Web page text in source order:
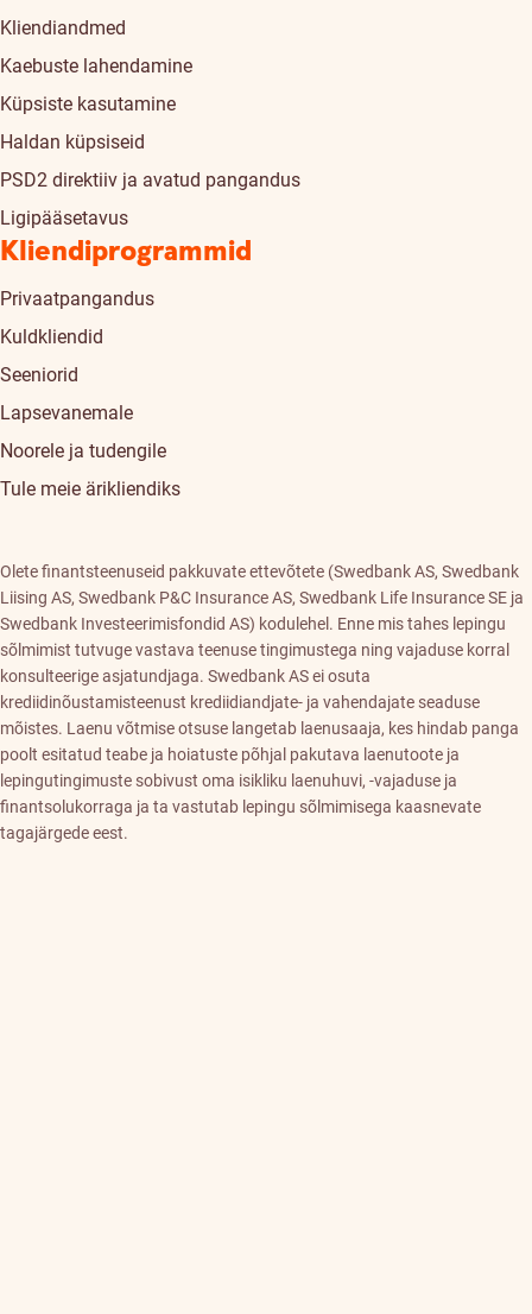
Kliendiandmed
Kaebuste lahendamine
Küpsiste kasutamine
Haldan küpsiseid
PSD2 direktiiv ja avatud pangandus
Ligipääsetavus
Kliendiprogrammid
Privaatpangandus
Kuldkliendid
Seeniorid
Lapsevanemale
Noorele ja tudengile
Tule meie ärikliendiks
Olete finantsteenuseid pakkuvate ettevõtete (Swedbank AS, Swedbank
Liising AS, Swedbank P&C Insurance AS, Swedbank Life Insurance SE ja
Swedbank Investeerimisfondid AS) kodulehel. Enne mis tahes lepingu
sõlmimist tutvuge vastava teenuse tingimustega ning vajaduse korral
konsulteerige asjatundjaga. Swedbank AS ei osuta
krediidinõustamisteenust krediidiandjate- ja vahendajate seaduse
mõistes. Laenu võtmise otsuse langetab laenusaaja, kes hindab panga
poolt esitatud teabe ja hoiatuste põhjal pakutava laenutoote ja
lepingutingimuste sobivust oma isikliku laenuhuvi, -vajaduse ja
finantsolukorraga ja ta vastutab lepingu sõlmimisega kaasnevate
tagajärgede eest.